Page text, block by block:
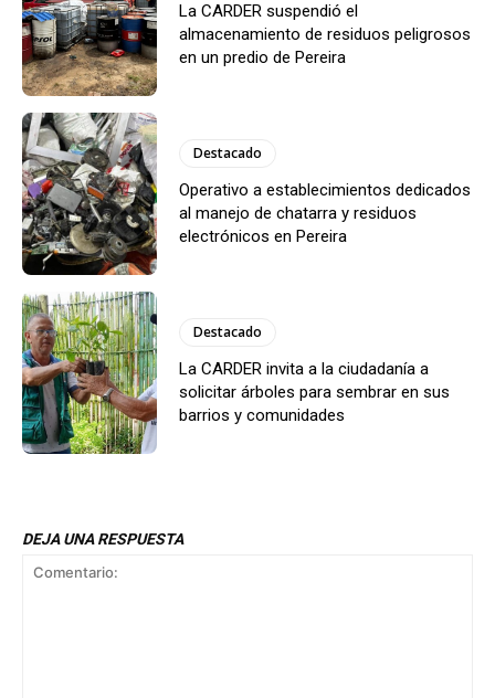
La CARDER suspendió el
almacenamiento de residuos peligrosos
en un predio de Pereira
Destacado
Operativo a establecimientos dedicados
al manejo de chatarra y residuos
electrónicos en Pereira
Destacado
La CARDER invita a la ciudadanía a
solicitar árboles para sembrar en sus
barrios y comunidades
DEJA UNA RESPUESTA